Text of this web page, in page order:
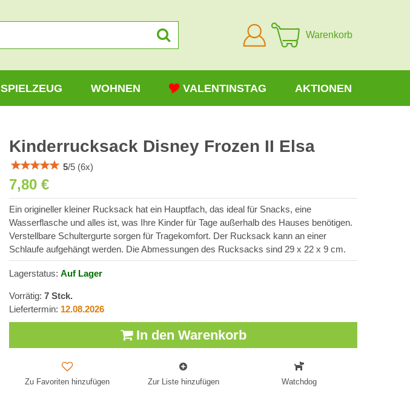
Anmelden
Warenkorb
SPIELZEUG WOHNEN VALENTINSTAG AKTIONEN
Kinderrucksack Disney Frozen II Elsa
5/5 (6x)
7,80 €
Ein origineller kleiner Rucksack hat ein Hauptfach, das ideal für Snacks, eine
Wasserflasche und alles ist, was Ihre Kinder für Tage außerhalb des Hauses benötigen.
Verstellbare Schultergurte sorgen für Tragekomfort. Der Rucksack kann an einer
Schlaufe aufgehängt werden. Die Abmessungen des Rucksacks sind 29 x 22 x 9 cm.
Lagerstatus: Auf Lager
Vorrätig: 7 Stck.
Liefertermin: 12.08.2026
In den Warenkorb
Zu Favoriten hinzufügen Zur Liste hinzufügen Watchdog